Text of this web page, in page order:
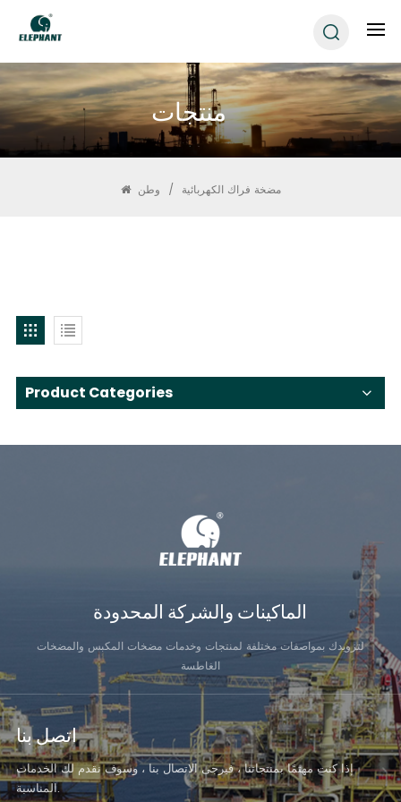
منتجات
/ مضخة فراك الكهربائية
Product Categories
الماكينات والشركة المحدودة
لتزويدك بمواصفات مختلفة لمنتجات وخدمات مضخات المكبس والمضخات
الغاطسة
اتصل بنا
إذا كنت مهتمًا بمنتجاتنا ، فيرجى الاتصال بنا ، وسوف نقدم لك الخدمات
المناسبة.